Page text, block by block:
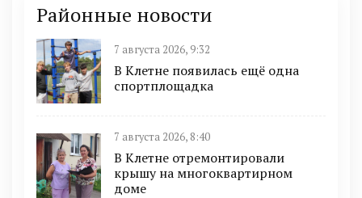
Районные новости
7 августа 2026, 9:32
В Клетне появилась ещё одна
спортплощадка
7 августа 2026, 8:40
В Клетне отремонтировали
крышу на многоквартирном
доме